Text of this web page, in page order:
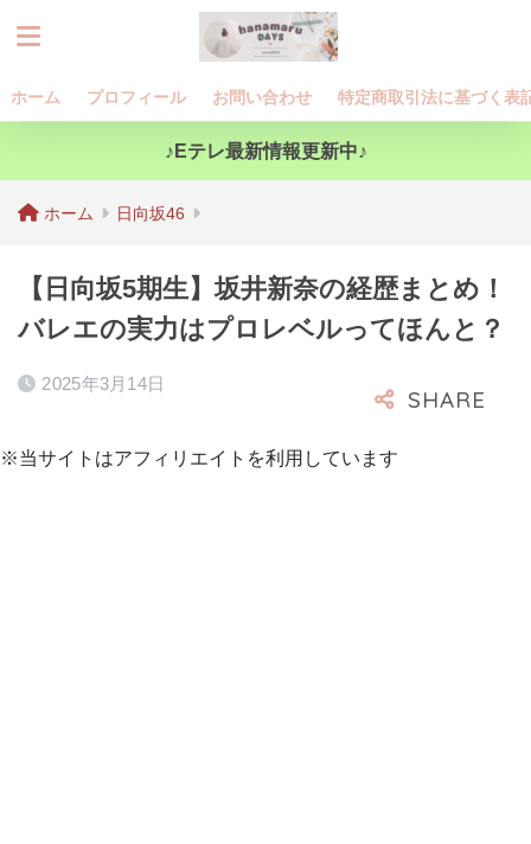
ホーム プロフィール お問い合わせ 特定商取引法に基づく表
♪Eテレ最新情報更新中♪
ホーム 日向坂46
【日向坂5期生】坂井新奈の経歴まとめ！
バレエの実力はプロレベルってほんと？
2025年3月14日
※当サイトはアフィリエイトを利用しています